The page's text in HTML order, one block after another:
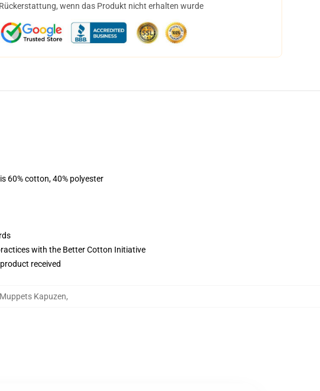
wenn das Produkt nicht erhalten wurde
60% cotton, 40% polyester
with the Better Cotton Initiative
received
Kapuzen,